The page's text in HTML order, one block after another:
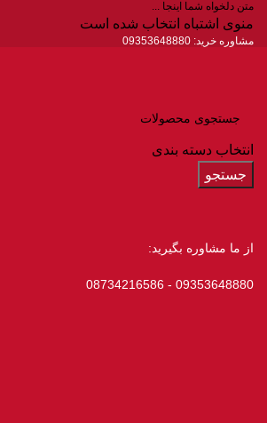
متن دلخواه شما اینجا ...
منوی اشتباه انتخاب شده است
مشاوره خرید: 09353648880
انتخاب دسته بندی
جستجو
از ما مشاوره بگیرید:
09353648880 - 08734216586